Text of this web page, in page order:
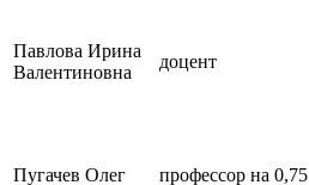
Павлова Ирина
Валентиновна
доцент
Пугачев Олег
профессор на 0,75